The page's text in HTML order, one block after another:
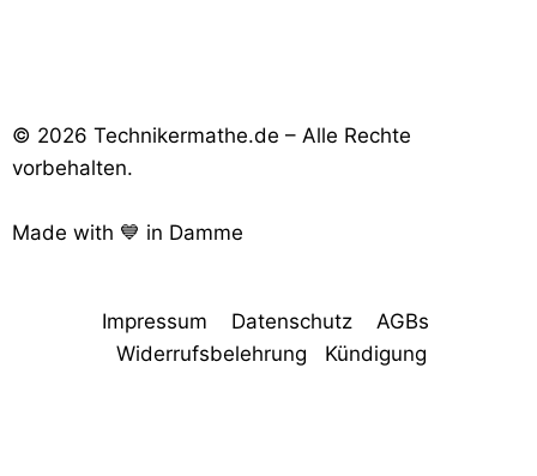
© 2026 Technikermathe.de – Alle Rechte
vorbehalten.
Made with 💙 in Damme
Impressum Datenschutz
AGBs
Widerrufsbelehrung
Kündigung